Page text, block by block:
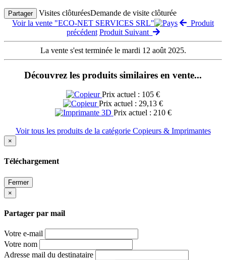
Partager Visites clôturéesDemande de visite clôturée
Voir la vente "ECO-NET SERVICES SRL"
Produit
précédent Produit Suivant
La vente s'est terminée le mardi 12 août 2025.
Découvrez les produits similaires en vente...
Prix actuel : 105 €
Prix actuel : 29,13 €
Prix actuel : 210 €
Voir tous les produits de la catégorie Copieurs & Imprimantes
×
Téléchargement
Fermer
×
Partager par mail
Votre e-mail
Votre nom
Adresse mail du destinataire